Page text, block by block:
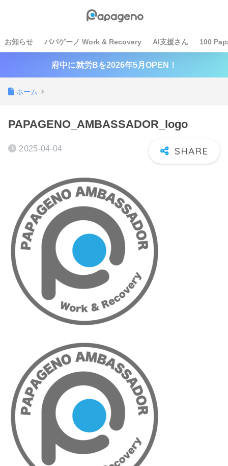
お知らせ パパゲーノ Work & Recovery AI支援さん 100
府中に就労Bを2026年5月OPEN！
ホーム
PAPAGENO_AMBASSADOR_logo
2025-04-04